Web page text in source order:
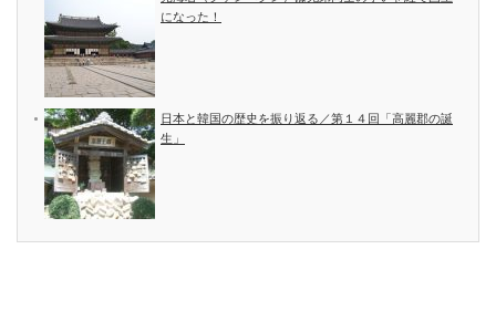
になった！
日本と韓国の歴史を振り返る／第１４回「高麗郡の誕
生」